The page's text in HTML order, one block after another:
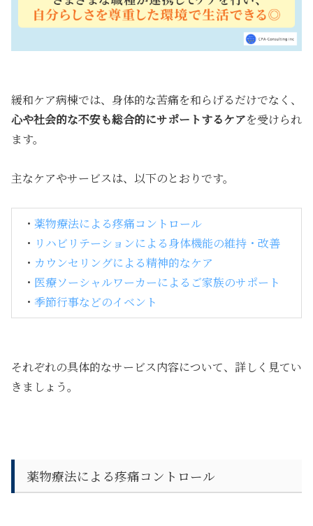
緩和ケア病棟では、身体的な苦痛を和らげるだけでなく、
心や社会的な不安も総合的にサポートするケアを受けられ
ます。
主なケアやサービスは、以下のとおりです。
・ 薬物療法による疼痛コントロール
・ リハビリテーションによる身体機能の維持・改善
・ カウンセリングによる精神的なケア
・ 医療ソーシャルワーカーによるご家族のサポート
・ 季節行事などのイベント
それぞれの具体的なサービス内容について、詳しく見てい
きましょう。
薬物療法による疼痛コントロール